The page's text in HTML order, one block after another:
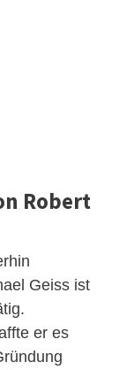
Robert
Geiss ist
er es